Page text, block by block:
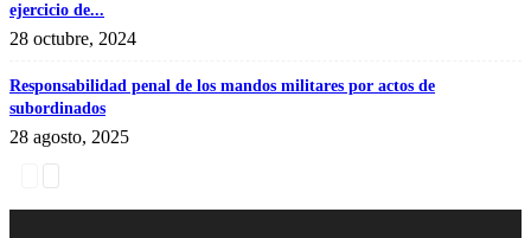
ejercicio de...
28 octubre, 2024
Responsabilidad penal de los mandos militares por actos de
subordinados
28 agosto, 2025